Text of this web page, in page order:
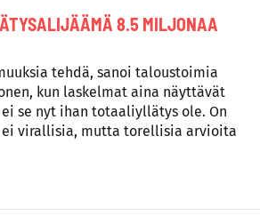
8.5 MILJONAA
tehdä, sanoi taloustoimia
kun laskelmat aina näyttävät
se nyt ihan totaaliyllätys ole. On
ei virallisia, mutta torellisia arvioita